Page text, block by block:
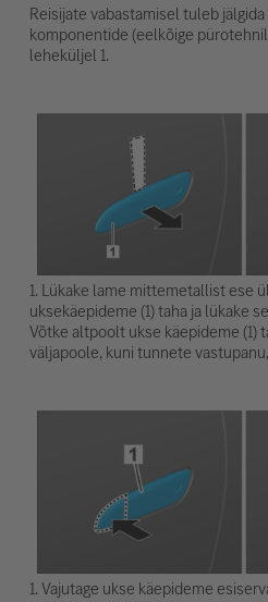
Reisijate vabastamisel tuleb
komponentide (eelkõige
leheküljel 1.
1. Lükake lame mittemetallist ese
uksekäepideme (1) taha ja lükake
Võtke altpoolt ukse käepideme (1)
väljapoole, kuni tunnete
1. Vajutage ukse käepideme